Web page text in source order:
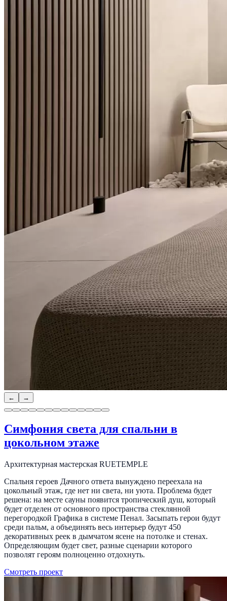
← →
Симфония света для спальни в
цокольном этаже
Архитектурная мастерская RUETEMPLE
Спальня героев Дачного ответа вынуждено переехала на
цокольный этаж, где нет ни света, ни уюта. Проблема будет
решена: на месте сауны появится тропический душ, который
будет отделен от основного пространства стеклянной
перегородкой Графика в системе Пенал. Засыпать герои будут
среди пальм, а объединять весь интерьер будут 450
декоративных реек в дымчатом ясене на потолке и стенах.
Определяющим будет свет, разные сценарии которого
позволят героям полноценно отдохнуть.
Смотреть проект